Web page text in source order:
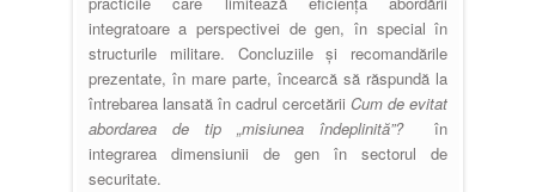
integratoare a perspectivei de gen, în special în
structurile militare. Concluziile și recomandările
prezentate, în mare parte, încearcă să răspundă la
întrebarea lansată în cadrul cercetării Cum de evitat
abordarea de tip „misiunea îndeplinită”?
în
integrarea dimensiunii de gen în sectorul de
securitate.